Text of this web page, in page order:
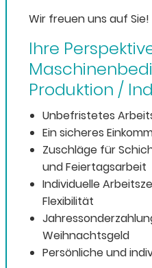
Wir freuen uns auf Sie!
Ihre
Produktion /
Unbefristetes
Ein sicheres
Zuschläge für
und Feiertagsarbeit
Individuelle
Flexibilität
Weihnachtsgeld
Persönliche und